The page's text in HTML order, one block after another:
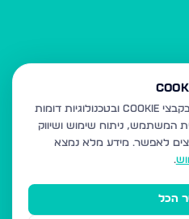
אתר רשות היחיד עושה שימוש בקבצי Cookie ובטכנולוגיות דומות
המשתמש, ניתוח שימוש ושיווק
לאפשר. מידע מלא נמצא
.
הכל